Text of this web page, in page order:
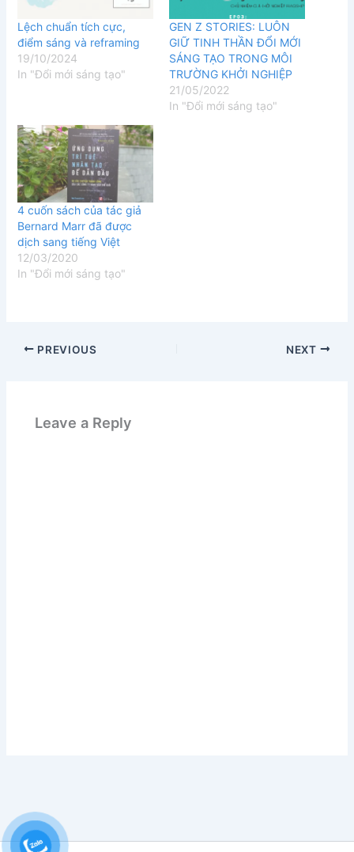
Lệch chuẩn tích cực,
điểm sáng và reframing
19/10/2024
In "Đổi mới sáng tạo"
GEN Z STORIES: LUÔN
GIỮ TINH THẦN ĐỔI MỚI
SÁNG TẠO TRONG MÔI
TRƯỜNG KHỞI NGHIỆP
21/05/2022
In "Đổi mới sáng tạo"
4 cuốn sách của tác giả
Bernard Marr đã được
dịch sang tiếng Việt
12/03/2020
In "Đổi mới sáng tạo"
PREVIOUS NEXT
Leave a Reply